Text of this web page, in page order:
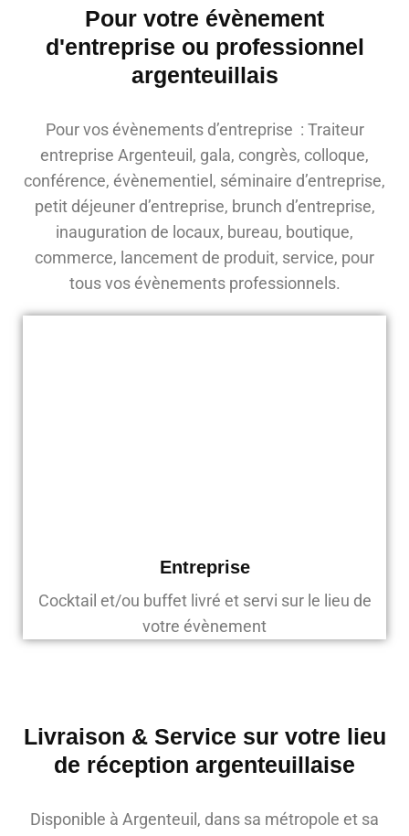
Pour votre évènement
d'entreprise ou professionnel
argenteuillais
Pour vos évènements d’entreprise : Traiteur
entreprise Argenteuil, gala, congrès, colloque,
conférence, évènementiel, séminaire d’entreprise,
petit déjeuner d’entreprise, brunch d’entreprise,
inauguration de locaux, bureau, boutique,
commerce, lancement de produit, service, pour
tous vos évènements professionnels.
Entreprise
Cocktail et/ou buffet livré et servi sur le lieu de
votre évènement
Livraison & Service sur votre lieu
de réception argenteuillaise
Disponible à Argenteuil, dans sa métropole et sa